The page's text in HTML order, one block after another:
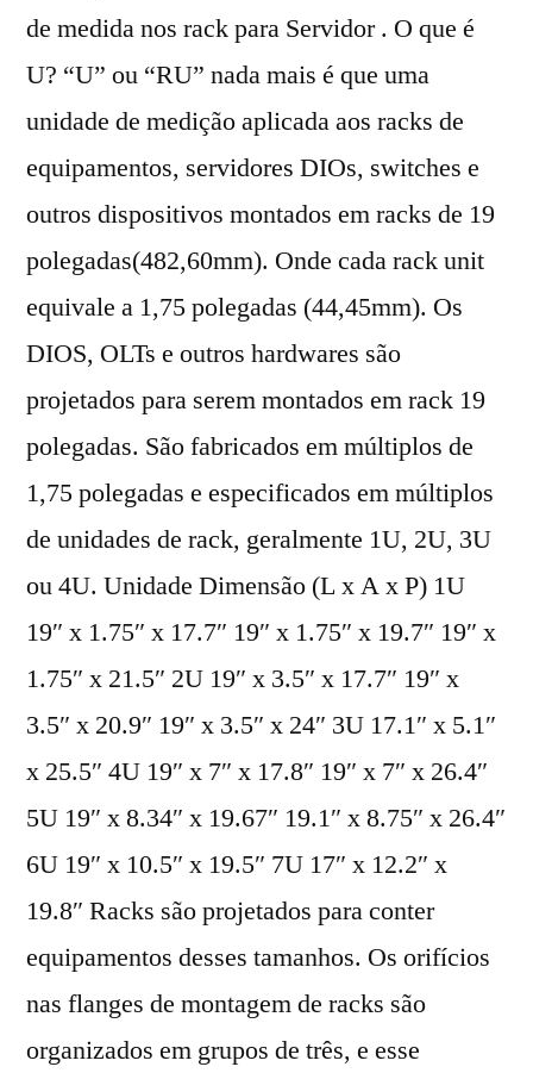
de medida nos rack para Servidor . O que é
U? “U” ou “RU” nada mais é que uma
unidade de medição aplicada aos racks de
equipamentos, servidores DIOs, switches e
outros dispositivos montados em racks de 19
polegadas(482,60mm). Onde cada rack unit
equivale a 1,75 polegadas (44,45mm). Os
DIOS, OLTs e outros hardwares são
projetados para serem montados em rack 19
polegadas. São fabricados em múltiplos de
1,75 polegadas e especificados em múltiplos
de unidades de rack, geralmente 1U, 2U, 3U
ou 4U. Unidade Dimensão (L x A x P) 1U
19″ x 1.75″ x 17.7″ 19″ x 1.75″ x 19.7″ 19″ x
1.75″ x 21.5″ 2U 19″ x 3.5″ x 17.7″ 19″ x
3.5″ x 20.9″ 19″ x 3.5″ x 24″ 3U 17.1″ x 5.1″
x 25.5″ 4U 19″ x 7″ x 17.8″ 19″ x 7″ x 26.4″
5U 19″ x 8.34″ x 19.67″ 19.1″ x 8.75″ x 26.4″
6U 19″ x 10.5″ x 19.5″ 7U 17″ x 12.2″ x
19.8″ Racks são projetados para conter
equipamentos desses tamanhos. Os orifícios
nas flanges de montagem de racks são
organizados em grupos de três, e esse